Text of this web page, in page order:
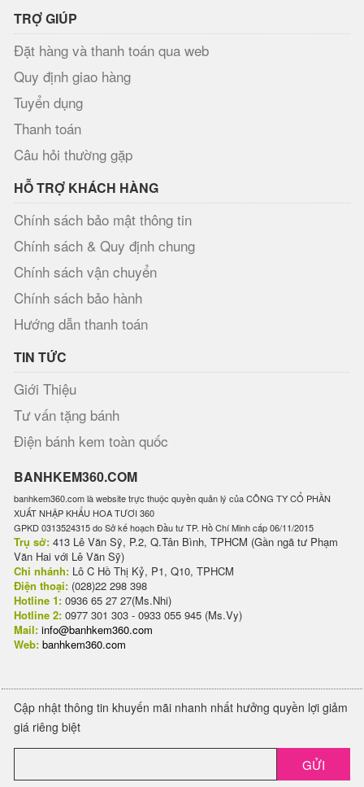
TRỢ GIÚP
Đặt hàng và thanh toán qua web
Quy định giao hàng
Tuyển dụng
Thanh toán
Câu hỏi thường gặp
HỖ TRỢ KHÁCH HÀNG
Chính sách bảo mật thông tin
Chính sách & Quy định chung
Chính sách vận chuyển
Chính sách bảo hành
Hướng dẫn thanh toán
TIN TỨC
Giới Thiệu
Tư vấn tặng bánh
Điện bánh kem toàn quốc
BANHKEM360.COM
banhkem360.com là website trực thuộc quyền quản lý của CÔNG TY CỔ PHẦN
XUẤT NHẬP KHẨU HOA TƯƠI 360
GPKD 0313524315 do Sở kế hoạch Đầu tư TP. Hồ Chí Minh cấp 06/11/2015
Trụ sở: 413 Lê Văn Sỹ, P.2, Q.Tân Bình, TPHCM (Gần ngã tư Phạm
Văn Hai với Lê Văn Sỹ)
Chi nhánh: Lô C Hồ Thị Kỷ, P1, Q10, TPHCM
Điện thoại: (028)22 298 398
Hotline 1: 0936 65 27 27(Ms.Nhi)
Hotline 2: 0977 301 303 - 0933 055 945 (Ms.Vy)
Mail: info@banhkem360.com
Web: banhkem360.com
Cập nhật thông tin khuyến mãi nhanh nhất hưởng quyền lợi giảm
giá riêng biệt
GỬI